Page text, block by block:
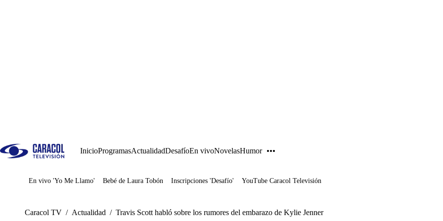
InicioProgramasActualidadDesafíoEn vivoNovelasHumor
Juegos
En vivo 'Yo Me Llamo' Bebé de Laura Tobón Inscripciones 'Desafío' YouTube Caracol Televisión
Caracol TV / Actualidad / Travis Scott habló sobre los rumores del embarazo de Kylie Jenner